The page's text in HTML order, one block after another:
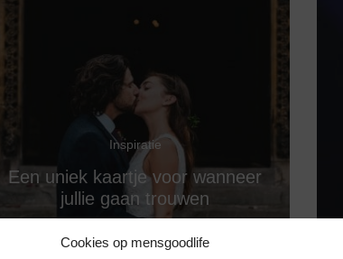
Cookies op mensgoodlife
Inspiratie
Een uniek kaartje voor wanneer
jullie gaan trouwen